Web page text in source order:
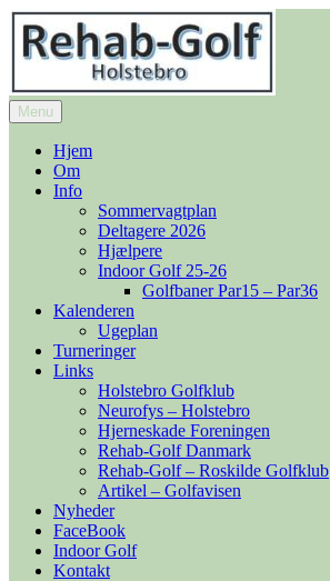
Videre
indhold
Rehab-Golf
Menu
Hjem
Om
Info
Sommervagtplan
Deltagere 2026
Hjælpere
Indoor Golf 25-26
Golfbaner Par15 – Par36
Kalenderen
Ugeplan
Turneringer
Links
Holstebro Golfklub
Neurofys – Holstebro
Hjerneskade Foreningen
Rehab-Golf Danmark
Rehab-Golf – Roskilde Golfklub
Artikel – Golfavisen
Nyheder
FaceBook
Indoor Golf
Kontakt